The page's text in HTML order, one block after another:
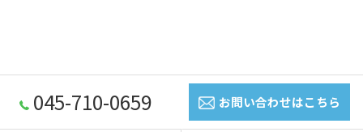
045-710-0659 お問い合わせはこちら